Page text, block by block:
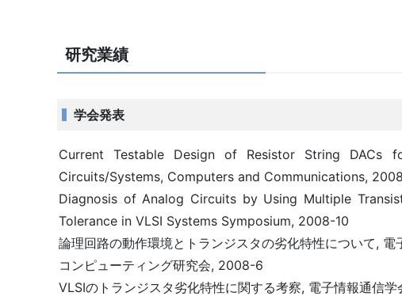
研究業績
学会発表
Current Testable Design of Resistor String DACs
Circuits/Systems, Computers and Communications,
Diagnosis of Analog Circuits by Using Multiple
Tolerance in VLSI Systems Symposium, 2008-10
論理回路の動作環境とトランジスタの劣化特性について,
コンピューティング研究会, 2008-6
VLSIのトランジスタ劣化特性に関する考察, 電子情報通信